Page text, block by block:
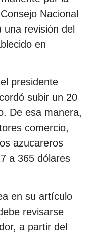
Nacional
revisión del
en
presidente
subir un 20
De esa manera,
comercio,
azucareros
a 365 dólares
en su artículo
revisarse
a partir del